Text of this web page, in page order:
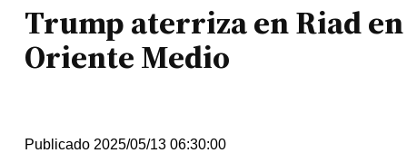
Trump aterriza en Riad
Oriente Medio
Publicado 2025/05/13 06:30:00